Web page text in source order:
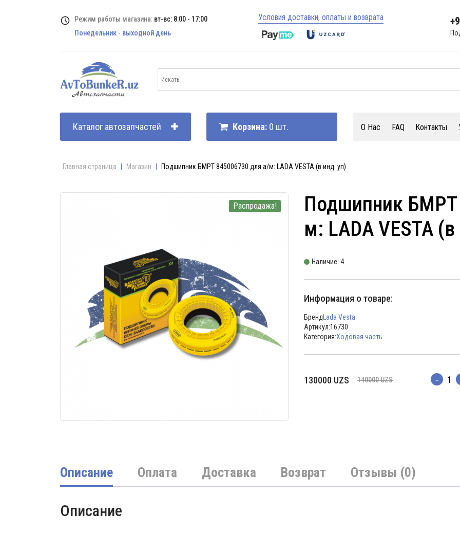
Режим работы магазина: вт-вс: 8:00 - 17:00
Понедельник - выходной день
Условия доставки, оплаты и возврата
Каталог автозапчастей Корзина: 0 шт. О Нас FAQ Контакты
Главная страница Магазин Подшипник БМРТ 845006730 для а/м: LADA VESTA (в инд. уп)
Распродажа!
Подшипник БМРТ
м: LADA VESTA
Наличие: 4
Информация о товаре:
Бренд Lada Vesta
Артикул:16730
Категория:Ходовая часть
140000UZS
Первоначальная
130000 UZS
Текущая
Описание Оплата Доставка Возврат Отзывы (0)
Описание